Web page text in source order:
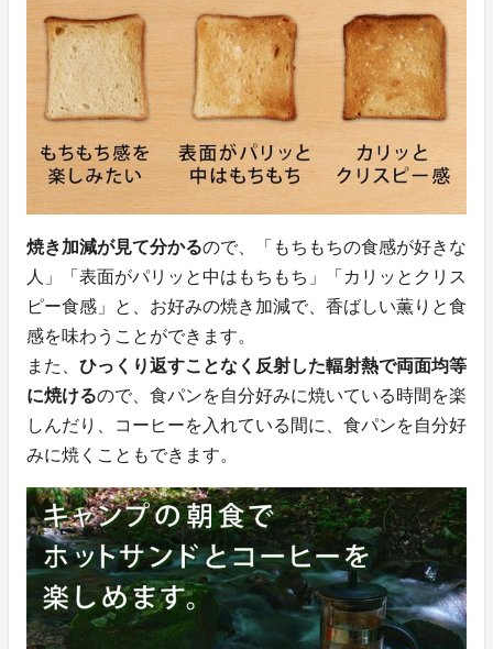
焼き加減が見て分かるので、「もちもちの食感が好きな
人」「表面がパリッと中はもちもち」「カリッとクリス
ピー食感」と、お好みの焼き加減で、香ばしい薫りと食
感を味わうことができます。
また、 ひっくり返すことなく反射した輻射熱で両面均等
に焼けるので、食パンを自分好みに焼いている時間を楽
しんだり、コーヒーを入れている間に、食パンを自分好
みに焼くこともできます。